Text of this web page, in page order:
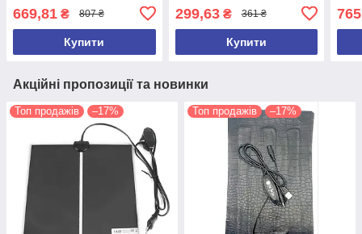
669,81 ₴ 807 ₴
Купити
299,63₴ 361 ₴
Купити
Акційні пропозиції та новинки
Топ продажів –17% Топ продажів –17%